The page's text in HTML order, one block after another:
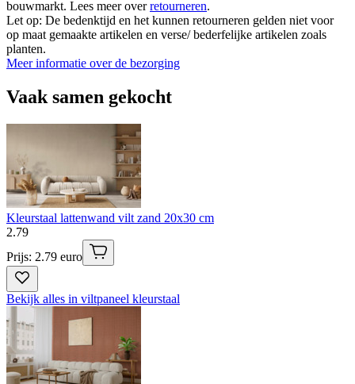
bouwmarkt. Lees meer overretourneren.
Let op: De bedenktijd en het kunnen retourneren gelden niet voor
op maat gemaakte artikelen en verse/ bederfelijke artikelen zoals
planten.
Meer informatie over de bezorging
Vaak samen gekocht
Kleurstaal lattenwand vilt zand 20x30 cm
2.79
Prijs: 2.79 euro
Bekijk alles in viltpaneel kleurstaal